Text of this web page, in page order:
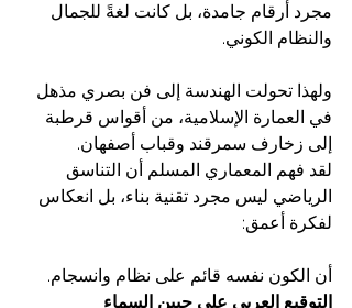
مجرد أرقام جامدة، بل كانت لغةً للجمال
والنظام الكوني.
ولهذا تحولت الهندسة إلى فن بصري مذهل
في العمارة الإسلامية، من أقواس قرطبة
إلى زخارف سمرقند وقباب أصفهان.
لقد فهم المعماري المسلم أن التناسق
الرياضي ليس مجرد تقنية بناء، بل انعكاس
لفكرة أعمق:
أن الكون نفسه قائم على نظام وانسجام.
التوقيع العربي على جبين السماء